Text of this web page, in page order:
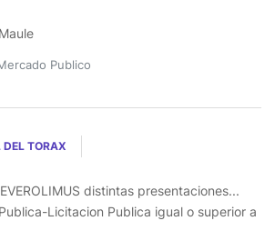
Publico
TORAX
distintas presentaciones...
Publica-Licitacion Publica igual o superior a